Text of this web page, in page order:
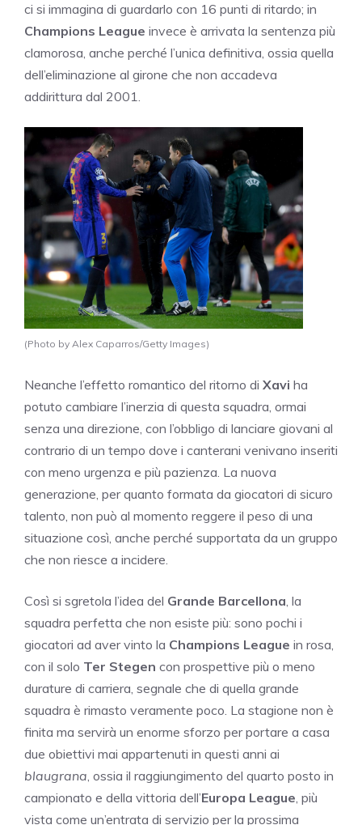
ci si immagina di guardarlo con 16 punti di ritardo; in
Champions League invece è arrivata la sentenza più
clamorosa, anche perché l’unica definitiva, ossia quella
dell’eliminazione al girone che non accadeva
addirittura dal 2001.
(Photo by Alex Caparros/Getty Images)
Neanche l’effetto romantico del ritorno di Xavi ha
potuto cambiare l’inerzia di questa squadra, ormai
senza una direzione, con l’obbligo di lanciare giovani al
contrario di un tempo dove i canterani venivano inseriti
con meno urgenza e più pazienza. La nuova
generazione, per quanto formata da giocatori di sicuro
talento, non può al momento reggere il peso di una
situazione così, anche perché supportata da un gruppo
che non riesce a incidere.
Così si sgretola l’idea del Grande Barcellona , la
squadra perfetta che non esiste più: sono pochi i
giocatori ad aver vinto la Champions League in rosa,
con il solo Ter Stegen con prospettive più o meno
durature di carriera, segnale che di quella grande
squadra è rimasto veramente poco. La stagione non è
finita ma servirà un enorme sforzo per portare a casa
due obiettivi mai appartenuti in questi anni ai
blaugrana , ossia il raggiungimento del quarto posto in
campionato e della vittoria dell’Europa League , più
vista come un’entrata di servizio per la prossima